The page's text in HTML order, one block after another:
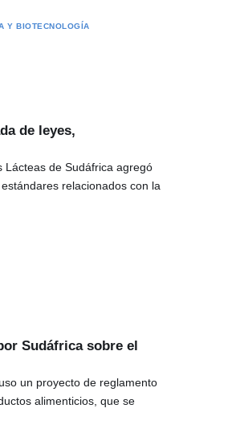
Y BIOTECNOLOGÍA
de leyes,
Lácteas de Sudáfrica agregó
relacionados con la
Sudáfrica sobre el
un proyecto de reglamento
alimenticios, que se